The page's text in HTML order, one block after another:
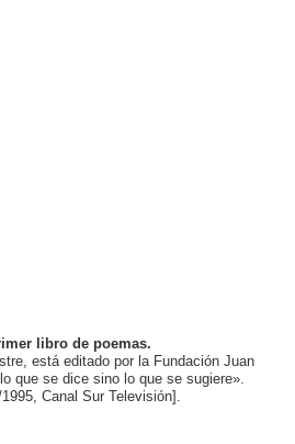
libro de poemas.
está editado por la Fundación Juan
que se dice sino lo que se sugiere».
Canal Sur Televisión].